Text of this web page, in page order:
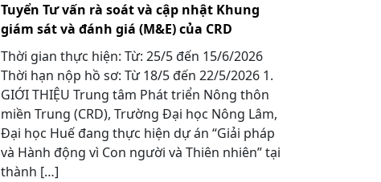
Tuyển Tư vấn rà soát và cập nhật Khung
giám sát và đánh giá (M&E) của CRD
Thời gian thực hiện: Từ: 25/5 đến 15/6/2026
Thời hạn nộp hồ sơ: Từ 18/5 đến 22/5/2026 1.
GIỚI THIỆU Trung tâm Phát triển Nông thôn
miền Trung (CRD), Trường Đại học Nông Lâm,
Đại học Huế đang thực hiện dự án “Giải pháp
và Hành động vì Con người và Thiên nhiên” tại
thành […]